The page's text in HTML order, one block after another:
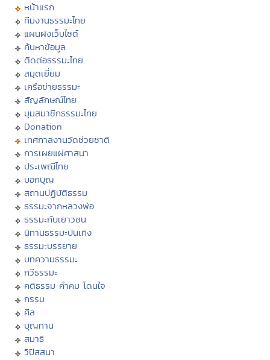
หน้าแรก
ทีมงานธรรมะไทย
แผนผังเว็บไซต์
ค้นหาข้อมูล
ติดต่อธรรมะไทย
สมุดเยี่ยม
เครือข่ายธรรมะ
สัญลักษณ์ไทย
มุมสมาชิกธรรมะไทย
Donation
เทศกาลงานวัดช่วยชาติ
การเผยแผ่ศาสนา
ประเพณีไทย
บอกบุญ
สถานปฏิบัติธรรม
ธรรมะจากหลวงพ่อ
ธรรมะกับเยาวชน
นิทานธรรมะบันเทิง
ธรรมะบรรยาย
บทความธรรมะ
กวีธรรมะ
คติธรรม คำคม โดนใจ
กรรม
ศีล
บุญทาน
สมาธิ
วิปัสสนา